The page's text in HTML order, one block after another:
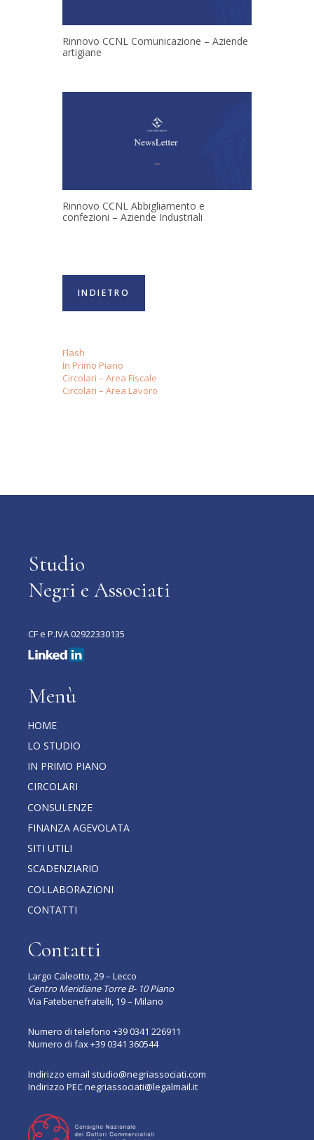
Rinnovo CCNL Comunicazione – Aziende
artigiane
Rinnovo CCNL Abbigliamento e
confezioni – Aziende Industriali
INDIETRO
Flash
In Primo Piano
Circolari – Area Fiscale
Circolari – Area Lavoro
Studio
Negri e Associati
CF e P.IVA 02922330135
Menù
HOME
LO STUDIO
IN PRIMO PIANO
CIRCOLARI
CONSULENZE
FINANZA AGEVOLATA
SITI UTILI
SCADENZIARIO
COLLABORAZIONI
CONTATTI
Contatti
Largo Caleotto, 29 – Lecco
Centro Meridiane Torre B- 10 Piano
Via Fatebenefratelli, 19 – Milano
Numero di telefono +39 0341 226911
Numero di fax +39 0341 360544
Indirizzo email studio@negriassociati.com
Indirizzo PECnegriassociati@legalmail.it